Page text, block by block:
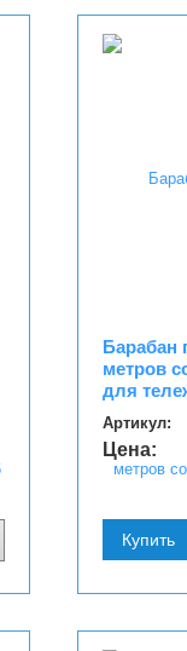
Барабан
метров
для
Артикул:
Цена:
Купить